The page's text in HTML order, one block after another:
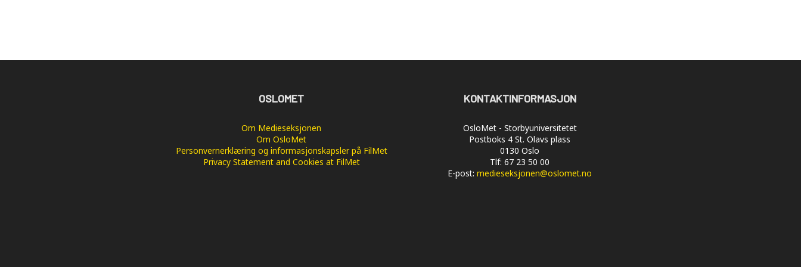
OSLOMET
Om Medieseksjonen
Om OsloMet
Personvernerklæring og informasjonskapsler på FilMet
Privacy Statement and Cookies at FilMet
KONTAKTINFORMASJON
OsloMet - Storbyuniversitetet
Postboks 4 St. Olavs plass
0130 Oslo
Tlf: 67 23 50 00
E-post: medieseksjonen@oslomet.no